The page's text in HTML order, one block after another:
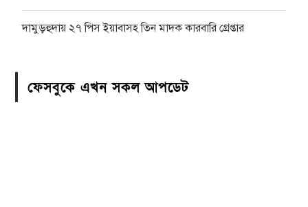
দামুড়হুদায় ২৭ পিস ইয়াবাসহ তিন মাদক কারবারি গ্রেপ্তার
ফেসবুকে এখন সকল আপডেট